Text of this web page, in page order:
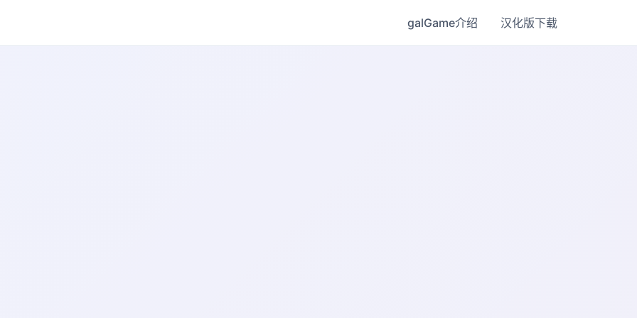
galGame介绍 汉化版下载